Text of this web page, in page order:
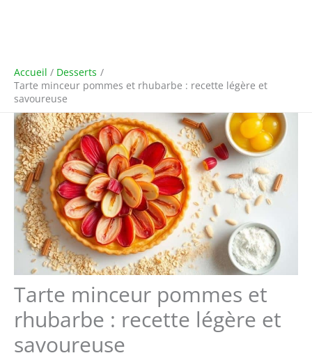
Accueil
Desserts
Tarte minceur pommes et rhubarbe : recette légère et
savoureuse
Tarte minceur pommes et
rhubarbe : recette légère et
savoureuse